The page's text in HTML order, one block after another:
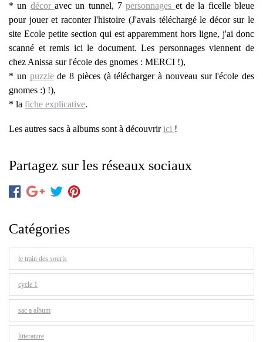
* un décoravec un tunnel, 7personnages et de la ficelle bleue
pour jouer et raconter l'histoire (J'avais téléchargé le décor sur le
site Ecole petite section qui est apparemment hors ligne, j'ai donc
scanné et remis ici le document. Les personnages viennent de
chez Anissa sur l'école des gnomes : MERCI !),
* un puzzlede 8 pièces (à télécharger à nouveau sur l'école des
gnomes :) !),
* la fiche explicative.
Les autres sacs à albums sont à découvrir ici !
Partagez sur les réseaux sociaux
Catégories
le train des souris
cycle 1
sac a album
litterature